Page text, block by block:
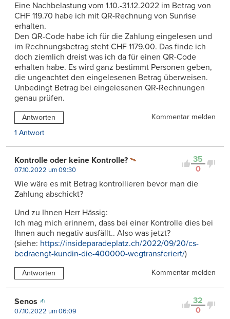
Eine Nachbelastung vom 1.10.-31.12.2022 im Betrag von
CHF 119.70 habe ich mit QR-Rechnung von Sunrise
erhalten.
Den QR-Code habe ich für die Zahlung eingelesen und
im Rechnungsbetrag steht CHF 1179.00. Das finde ich
doch ziemlich dreist was ich da für einen QR-Code
erhalten habe. Es wird ganz bestimmt Personen geben,
die ungeachtet den eingelesenen Betrag überweisen.
Unbedingt Betrag bei eingelesenen QR-Rechnungen
genau prüfen.
Antworten
Kommentar melden
1 Antwort
35
0
Kontrolle oder keine Kontrolle?
07.10.2022 um 09:30
Wie wäre es mit Betrag kontrollieren bevor man die
Zahlung abschickt?
Und zu Ihnen Herr Hässig:
Ich mag mich erinnern, dass bei einer Kontrolle dies bei
Ihnen auch negativ ausfällt.. Also was jetzt?
(siehe: https://insideparadeplatz.ch/2022/09/20/cs-
bedraengt-kundin-die-400000-wegtransferiert/)
Antworten Kommentar melden
32
0
Senos
07.10.2022 um 06:09